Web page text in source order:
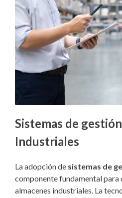
Sistemas de
Industriales
La adopción de sistemas de
componente fundamental
almacenes industriales. La